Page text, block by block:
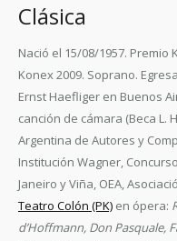
Clásica
Nació el 15/08/1957. Premio
Konex 2009. Soprano.
Ernst Haefliger en Buenos
canción de cámara (Beca L.
Argentina de Autores y
Institución Wagner,
Janeiro y Viña, OEA,
Teatro Colón (PK) en ópera:
d’Hoffmann, Don Pasquale,